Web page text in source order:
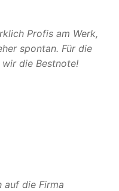
Profis am Werk,
spontan. Für die
die Bestnote!
auf die Firma